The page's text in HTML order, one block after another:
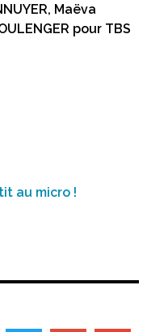
Maëva
pour TBS
au micro !